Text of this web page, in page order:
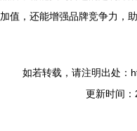
加值，还能增强品牌竞争力，
如若转载，请注明出处：
更新时间